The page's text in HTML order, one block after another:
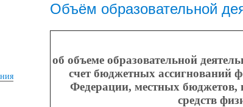
Объём образовательной
об объеме образовательной
счет бюджетных ассигнований
Федерации, местных бюджетов,
средств